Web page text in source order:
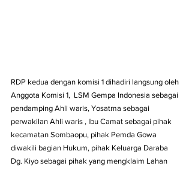
RDP kedua dengan komisi 1 dihadiri langsung oleh
Anggota Komisi 1,  LSM Gempa Indonesia sebagai
pendamping Ahli waris, Yosatma sebagai
perwakilan Ahli waris , Ibu Camat sebagai pihak
kecamatan Sombaopu, pihak Pemda Gowa
diwakili bagian Hukum, pihak Keluarga Daraba
Dg. Kiyo sebagai pihak yang mengklaim Lahan